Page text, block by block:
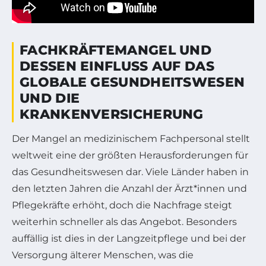
FACHKRÄFTEMANGEL UND
DESSEN EINFLUSS AUF DAS
GLOBALE GESUNDHEITSWESEN
UND DIE
KRANKENVERSICHERUNG
Der Mangel an medizinischem Fachpersonal stellt
weltweit eine der größten Herausforderungen für
das Gesundheitswesen dar. Viele Länder haben in
den letzten Jahren die Anzahl der Ärzt*innen und
Pflegekräfte erhöht, doch die Nachfrage steigt
weiterhin schneller als das Angebot. Besonders
auffällig ist dies in der Langzeitpflege und bei der
Versorgung älterer Menschen, was die